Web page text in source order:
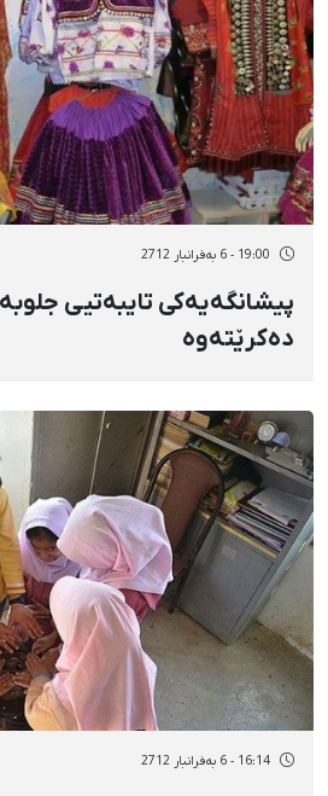
19:00 - 6 بەفرانبار 2712
پیشانگەیەکی تایبەتیی
دەکرێتەوە
16:14 - 6 بەفرانبار 2712